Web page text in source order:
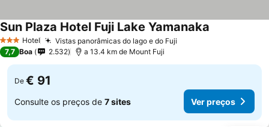
3 EstrelasHotel Vistas panorâmicas do lago e do Fuji
Sun Plaza Hotel Fuji Lake Yamanaka
7,7 Boa 2.532 a 13.4 km de Mount Fuji
De € 91
Consulte os preços de 7 sites Ver preços